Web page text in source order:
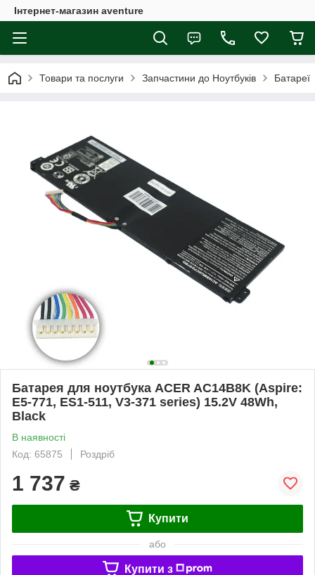
Інтернет-магазин aventure
Товари та послуги Запчастини до Ноутбуків Батареї
Батарея для ноутбука ACER AC14B8K (Aspire:
E5-771, ES1-511, V3-371 series) 15.2V 48Wh,
Black
В наявності
Код: 65875
Роздріб
1 737 ₴
Купити
або
Купити з